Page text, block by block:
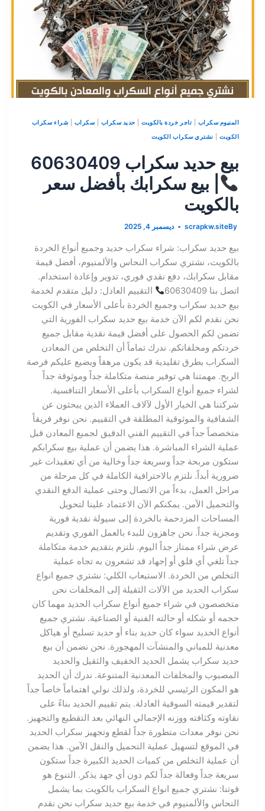
المنيوم سكراب| تاجر خردة بالكويت| حديد سكراب| سكراب| شراء سكراب
الكويت| نشتري سكراب الكويت
بيع حديد سكراب 60630409
| بيع سكرابك بأفضل سعر
بالكويت
By
scrapkw.site ديسمبر 4, 2025
بيع حديد سكراب: شراء سكراب حديد وجميع أنواع الخردة
بالكويت، نشتري سكراب النحاس والألمنيوم، أفضل قيمة
مقابل سكرابك، دفع نقدي فوري، تدوير وإعادة استخدام.
اتصل بنا 60630409
التقييم العادل: دليل متقدم لخدمة
بيع حديد سكراب وجميع الخردة بأعلى الأسعار في الكويت
نحن نقدم لكم الآن خدمة بيع حديد سكراب الفورية التي
تضمن لكم الحصول على أفضل قيمة نقدية مقابل جميع
خردتكم ومخلفاتكم. ندرك تماماً أن التخلص من المعادن
السكراب بطرق تقليدية قد يكون مرهقاً ويضيع عليكم فرصة
الربح. مهمتنا هي توفير منصة متكاملة جداً وموثوقة جداً
لشراء جميع أنواع السكراب بأعلى الأسعار التنافسية.
شركتنا هي الخيار الأول لآلاف العملاء الذين يبحثون عن
الشفافية والموثوقية المطلقة في التقييم. نحن نوفر فريقاً
متخصصاً جداً في التقييم الفني الدقيق لجميع المعادن قبل
عملية الشراء المباشرة. هذا يضمن أن عملية بيع سكرابكم
ستكون مربحة جداً وسريعة جداً وخالية من أي تعقيدات غير
ضرورية أبداً. نلتزم بالاحترافية الكاملة في كل مرحلة من
مراحل العمل، بدءاً من الاتصال وحتى عملية الدفع النقدي
والتحميل الآمن. يمكنكم الآن الاعتماد علينا لتحويل
المساحات المزدحمة بالخردة إلى سيولة نقدية فورية
ومجزية جداً. نحن جاهزون للبدء بالعمل الفوري وتقديم
عرض شراء ممتاز جداً اليوم. نلتزم بتقديم خدمة متكاملة
جداً تلغي أي قلق أو إجهاد قد تشعرون به تجاه عملية
التخلص من الخردة. الاستيعاب الكلي: نشتري جميع انواع
سكراب الحديد من الآلات الثقيلة إلى المخلفات نحن
متخصصون في شراء جميع أنواع سكراب الحديد مهما كان
حجمه أو شكله أو حالته الفنية أو الصناعية. نشتري جميع
أنواع الحديد سواء كان حديد بناء أو حديد تسليح أو هياكل
معدنية للمباني والمنشآت المهجورة. نحن نضمن أن بيع
حديد سكراب يشمل الحديد الخفيف والثقيل والحديد
المصبوب والمخلفات المعدنية المتنوعة. ندرك أن الحديد
هو المكون الرئيسي للخردة، ولذلك نولي اهتماماً خاصاً جداً
لتقدير قيمته السوقية العادلة. يتم تقييم الحديد بناءً على
نقاوته وكثافته ووزنه الإجمالي النهائي بعد التقطيع والتجهيز.
نحن نوفر معدات متطورة جداً لقطع وتجهيز سكراب الحديد
في الموقع لتسهيل عملية التحميل والنقل الآمن. هذا يضمن
أن عملية التخلص من كميات الحديد الكبيرة جداً ستكون
سريعة جداً وفعالة جداً لكم دون أي جهد يذكر. التنوع هو
قوتنا: نشتري جميع انواع السكراب بالكويت بما يشمل
النحاس والألمنيوم في خدمة بيع حديد سكراب نحن نقدم